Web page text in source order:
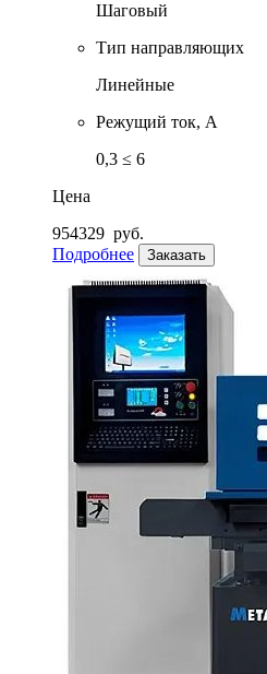
Шаговый
Тип направляющих
Линейные
Режущий ток, А
0,3 ≤ 6
Цена
954329 руб.
Подробнее
Заказать